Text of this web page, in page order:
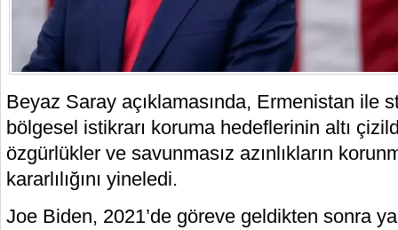
Beyaz Saray açıklamasında, Ermenistan ile
bölgesel istikrarı koruma hedeflerinin altı
özgürlükler ve savunmasız azınlıkların
kararlılığını yineledi.
Joe Biden, 2021’de göreve geldikten sonra